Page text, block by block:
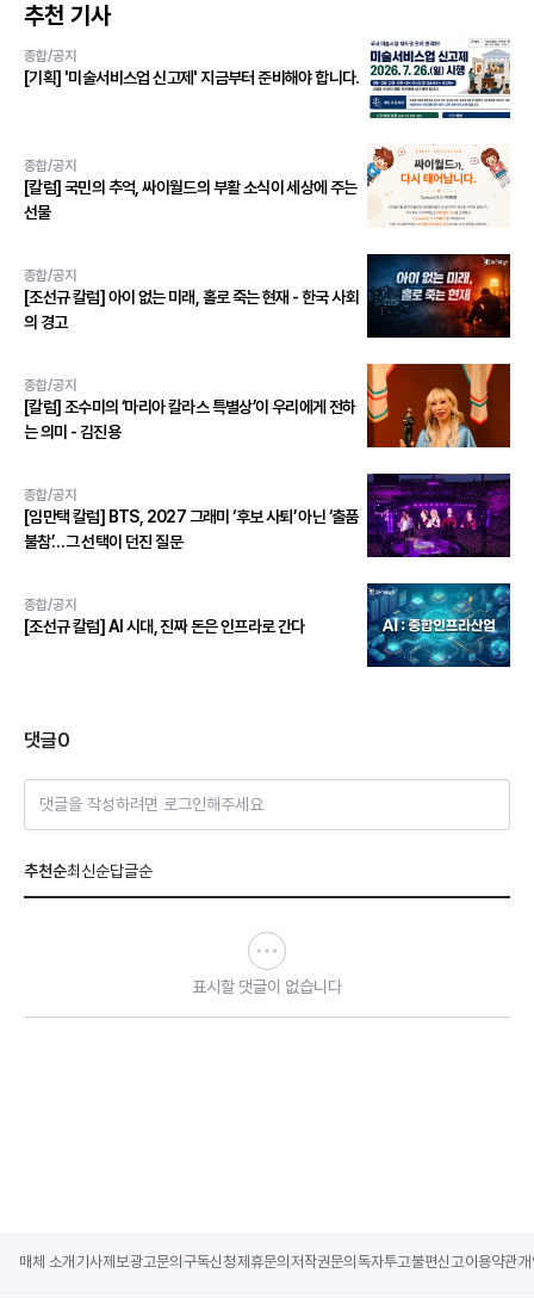
추천 기사
종합/공지
[기획] '미술서비스업 신고제' 지금부터 준비해야 합니다.
종합/공지
[칼럼] 국민의 추억, 싸이월드의 부활 소식이 세상에 주는
선물
종합/공지
[조선규 칼럼] 아이 없는 미래, 홀로 죽는 현재 - 한국 사회
의 경고
종합/공지
[칼럼] 조수미의 ‘마리아 칼라스 특별상’이 우리에게 전하
는 의미 - 김진용
종합/공지
[임만택 칼럼] BTS, 2027 그래미 ‘후보 사퇴’ 아닌 ‘출품
불참’…그 선택이 던진 질문
종합/공지
[조선규 칼럼] AI 시대, 진짜 돈은 인프라로 간다
댓글0
댓글을 작성하려면 로그인해주세요
추천순최신순답글순
표시할 댓글이 없습니다
매체 소개 기사제보광고문의 구독신청제휴문의 저작권문의 독자투고불편신고이용약관